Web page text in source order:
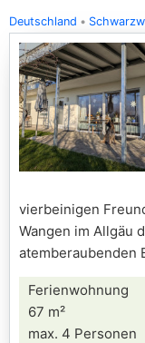
Deutschland
vierbeinigen
Wangen im Allgäu
atemberaubenden
Ferienwohnung
67 m²
max. 4 Personen